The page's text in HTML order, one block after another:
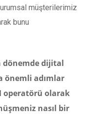
müşterilerimiz
bunu
dönemde dijital
önemli adımlar
operatörü olarak
nasıl bir